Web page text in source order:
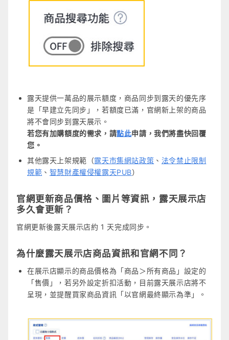
露天提供一萬品的展示額度，商品同步到露天的優先序
是「早建立先同步」，若額度已滿，官網新上架的商品
將不會同步到露天展示。
若您有加購額度的需求，請點此申請，我們將盡快回覆
您。
其他露天上架規範（露天市集網站政策 、 法令禁止限制
規範 、 智慧財產權侵權露天PUB）
官網更新商品價格、圖片等資訊，露天展示店
多久會更新？
官網更新後露天展示店約 1 天完成同步。
為什麼露天展示店商品資訊和官網不同？
在展示店顯示的商品價格為「商品＞所有商品」設定的
「售價」，若另外設定折扣活動，目前露天展示店將不
呈現，並提醒買家商品資訊「以官網最終顯示為準」。